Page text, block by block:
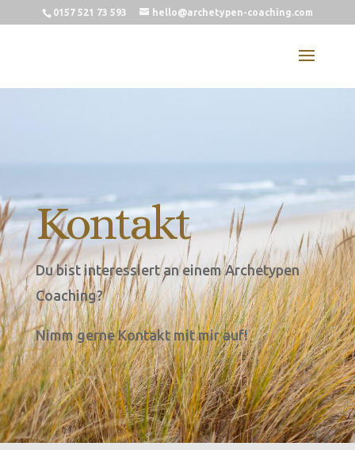
0157 521 73 593 hello@archetypen-coaching.com
Kontakt
Du bist inter­es­siert an einem Arche­ty­pen
Coaching?
Nimm ger­ne Kon­takt mit mir auf!